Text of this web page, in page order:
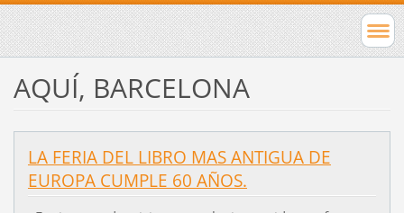
AQUÍ, BARCELONA
LA FERIA DEL LIBRO MAS ANTIGUA DE
EUROPA CUMPLE 60 AÑOS.